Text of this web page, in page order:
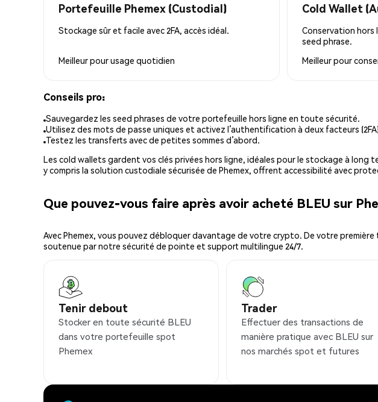
Portefeuille Phemex (Custodial)
Stockage sûr et facile avec 2FA, accès idéal.
Meilleur pourusage quotidien
Cold Wallet
Conservation hors
seed phrase.
Meilleur pour
Conseils pro:
Sauvegardez les seed phrases de votre portefeuille hors ligne en toute sécurité.
Utilisez des mots de passe uniques et activez l’authentification à deux facteurs
Testez les transferts avec de petites sommes d’abord.
Les cold wallets gardent vos clés privées hors ligne, idéales pour le stockage à
y compris la solution custodiale sécurisée de Phemex, offrent accessibilité avec
Que pouvez-vous faire après avoir acheté BLEU sur
Avec Phemex, vous pouvez débloquer davantage de votre crypto. De votre
soutenue par notre sécurité de pointe et support multilingue 24/7.
Tenir debout
Stocker en toute sécurité BLEU
dans votre portefeuille spot
Phemex
Trader
Effectuer des transactions de
manière pratique avec BLEU sur
nos marchés spot et futures